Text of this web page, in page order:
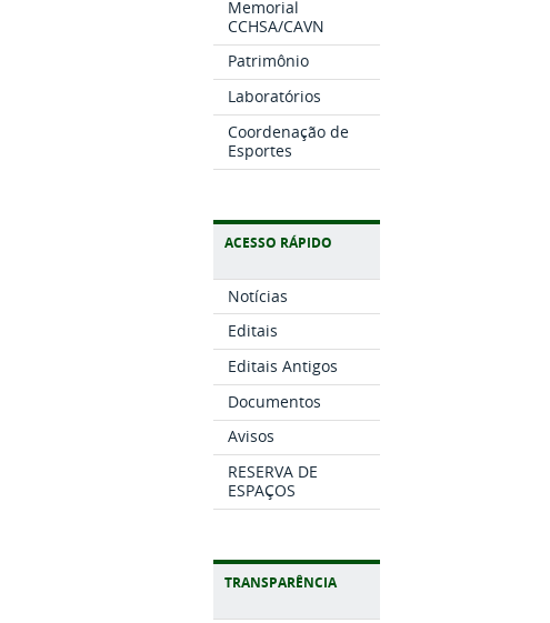
Memorial
CCHSA/CAVN
Patrimônio
Laboratórios
Coordenação de
Esportes
ACESSO RÁPIDO
Notícias
Editais
Editais Antigos
Documentos
Avisos
RESERVA DE
ESPAÇOS
TRANSPARÊNCIA